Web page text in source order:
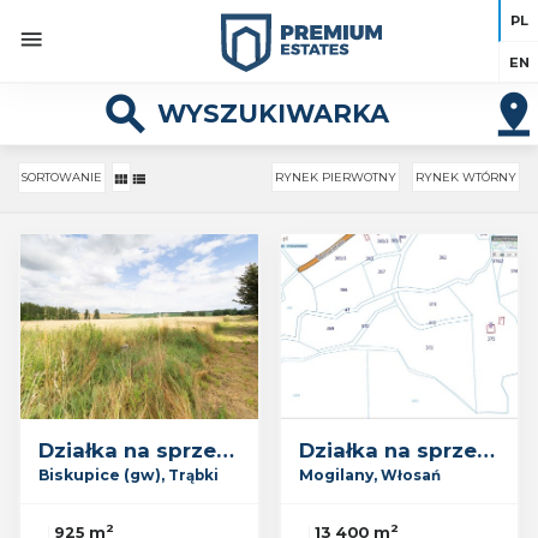
PL
EN
search WYSZUKIWARKA 
SORTOWANIE RYNEK PIERWOTNY RYNEK WTÓRNY
Działka na sprzedaż
Biskupice (gw), Trąbki
925 m2
Działka na sprzedaż
Mogilany, Włosań
13 400 m2
RYNEK
PIERWOTNY
RYNEK
WTÓRNY
RYSUJ
OBSZAR
Premium Estates 2026